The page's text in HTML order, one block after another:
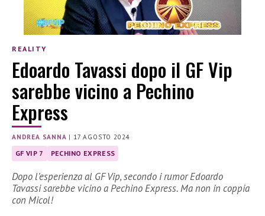
REALITY
Edoardo Tavassi dopo il GF Vip
sarebbe vicino a Pechino
Express
ANDREA SANNA | 17 AGOSTO 2024
GF VIP 7 PECHINO EXPRESS
Dopo l’esperienza al GF Vip, secondo i rumor Edoardo
Tavassi sarebbe vicino a Pechino Express. Ma non in coppia
con Micol!